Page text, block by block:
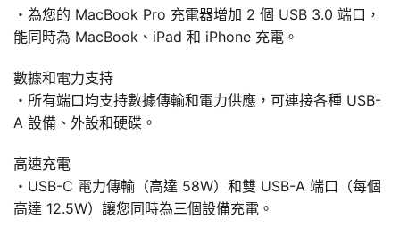
・為您的 MacBook Pro 充電器增加 2 個 USB 3.0 端口，
能同時為 MacBook、iPad 和 iPhone 充電。
數據和電力支持
・所有端口均支持數據傳輸和電力供應，可連接各種 USB-
A 設備、外設和硬碟。
高速充電
・USB-C 電力傳輸（高達 58W）和雙 USB-A 端口（每個
高達 12.5W）讓您同時為三個設備充電。